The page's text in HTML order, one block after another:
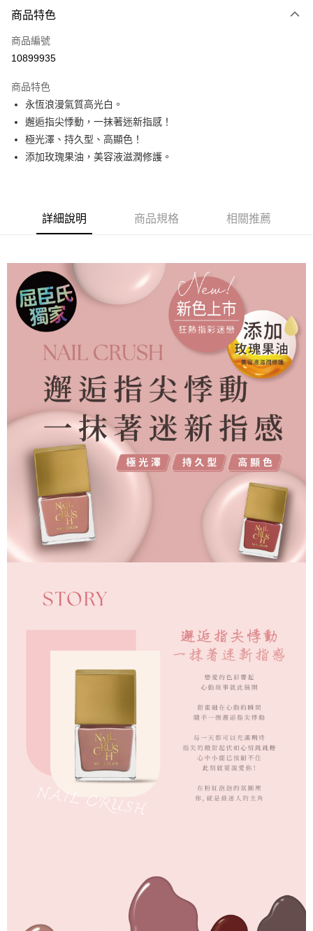
信用卡一次付款
超商取貨付款
Apple Pay
街口支付
悠遊付
取貨付款，誤選客服會協助您更改。
每筆NT$9,999
黑貓宅急便
每筆NT$100，滿NT$699(含以上)免運費
商品特色
商品編號
10899935
商品特色
永恆浪漫氣質高光白。
邂逅指尖悸動，一抹著迷新指感！
極光澤、持久型、高顯色！
添加玫瑰果油，美容液滋潤修護。
詳細說明 商品規格 相關推薦